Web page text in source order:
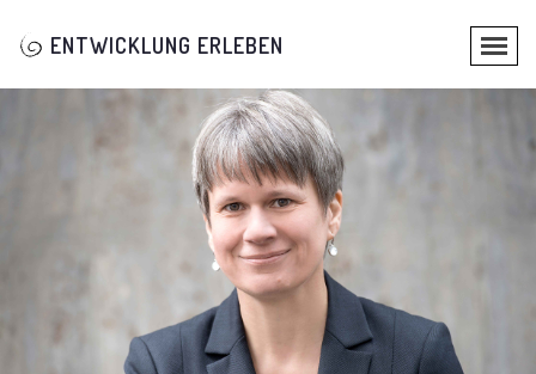
ENTWICKLUNG ERLEBEN